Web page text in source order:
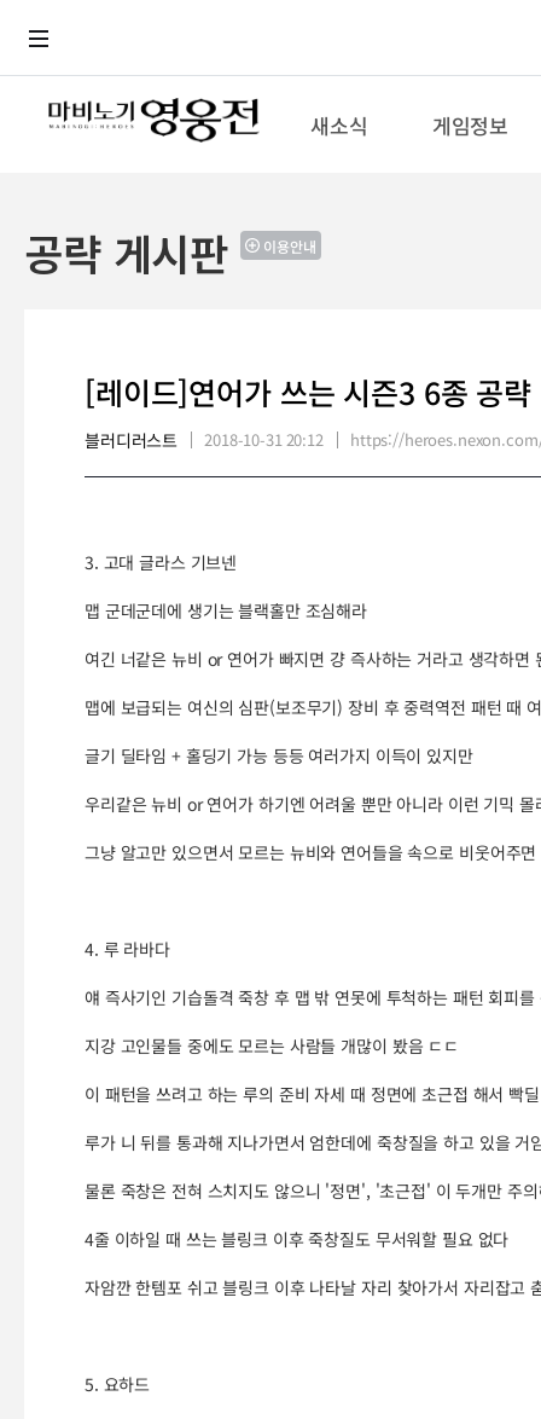
새소식 게임정보
공략 게시판 이용안내
[레이드]연어가 쓰는 시즌3 6종 공
블러디러스트 2018-10-31 20:12 https://
3. 고대 글라스 기브넨
맵 군데군데에 생기는 블랙홀만 조심해라
여긴 너같은 뉴비 or 연어가 빠지면 걍 즉사하는 거라고 생각하면
맵에 보급되는 여신의 심판(보조무기) 장비 후 중력역전 패턴 때
글기 딜타임 + 홀딩기 가능 등등 여러가지 이득이 있지만
우리같은 뉴비 or 연어가 하기엔 어려울 뿐만 아니라 이런 기믹
그냥 알고만 있으면서 모르는 뉴비와 연어들을 속으로 비웃어주
4. 루 라바다
얘 즉사기인 기습돌격 죽창 후 맵 밖 연못에 투척하는 패턴 회피
지강 고인물들 중에도 모르는 사람들 개많이 봤음 ㄷㄷ
이 패턴을 쓰려고 하는 루의 준비 자세 때 정면에 초근접 해서 빡
루가 니 뒤를 통과해 지나가면서 엄한데에 죽창질을 하고 있을 거
물론 죽창은 전혀 스치지도 않으니 '정면', '초근접' 이 두개만 주
4줄 이하일 때 쓰는 블링크 이후 죽창질도 무서워할 필요 없다
자암깐 한템포 쉬고 블링크 이후 나타날 자리 찾아가서 자리잡고
5. 요하드